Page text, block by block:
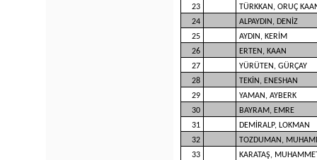
23
TÜRKKAN, ORUÇ
24
ALPAYDIN, DENİZ
25
AYDIN, KERİM
26
ERTEN, KAAN
27
YÜRÜTEN, GÜRÇAY
28
TEKİN, ENESHAN
29
YAMAN, AYBERK
30
BAYRAM, EMRE
31
DEMİRALP, LOKMAN
32
TOZDUMAN,
33
KARATAŞ,